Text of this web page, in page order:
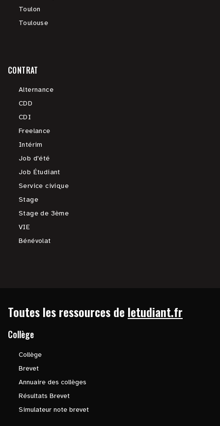
Toulon
Toulouse
CONTRAT
Alternance
CDD
CDI
Freelance
Intérim
Job d'été
Job Étudiant
Service civique
Stage
Stage de 3ème
VIE
Bénévolat
Toutes les ressources de letudiant.fr
Collège
Collège
Brevet
Annuaire des collèges
Résultats Brevet
Simulateur note brevet